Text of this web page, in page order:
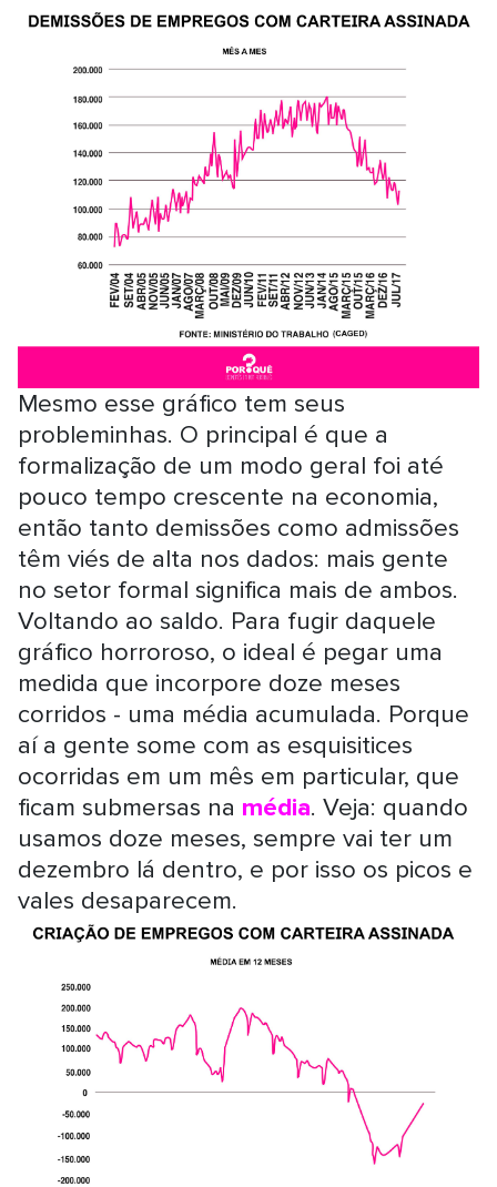
Mesmo esse gráfico tem seus
probleminhas. O principal é que a
formalização de um modo geral foi até
pouco tempo crescente na economia,
então tanto demissões como admissões
têm viés de alta nos dados: mais gente
no setor formal significa mais de ambos.
Voltando ao saldo. Para fugir daquele
gráfico horroroso, o ideal é pegar uma
medida que incorpore doze meses
corridos - uma média acumulada. Porque
aí a gente some com as esquisitices
ocorridas em um mês em particular, que
ficam submersas na média. Veja: quando
usamos doze meses, sempre vai ter um
dezembro lá dentro, e por isso os picos e
vales desaparecem.